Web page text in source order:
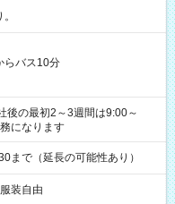
らバス10分
の最初2～3週間は9:00～
になります
まで（延長の可能性あり）
服装自由